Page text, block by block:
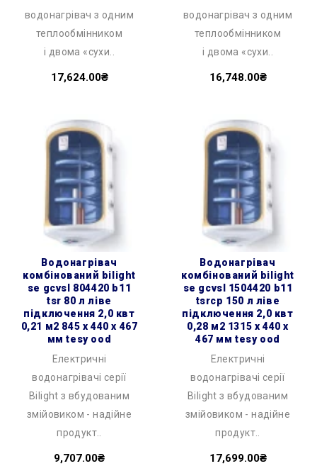
водонагрівач з одним
теплообмінником
і двома «сухи..
17,624.00₴
водонагрівач з одним
теплообмінником
і двома «сухи..
16,748.00₴
водонагрівач
комбінований bilight
se gcvsl 804420 b11
tsr 80 л ліве
підключення 2,0 квт
0,21 м2 845 x 440 x 467
мм tesy ood
Електричні
водонагрівачі серії
Bilight з вбудованим
змійовиком - надійне
продукт..
9,707.00₴
водонагрівач
комбінований bilight
se gcvsl 1504420 b11
tsrcp 150 л ліве
підключення 2,0 квт
0,28 м2 1315 x 440 x
467 мм tesy ood
Електричні
водонагрівачі серії
Bilight з вбудованим
змійовиком - надійне
продукт..
17,699.00₴